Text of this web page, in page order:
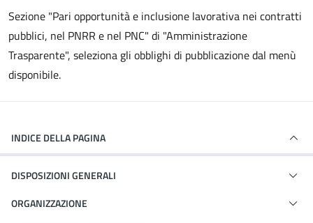
Sezione "Pari opportunità e inclusione lavorativa nei contratti
pubblici, nel PNRR e nel PNC" di "Amministrazione
Trasparente", seleziona gli obblighi di pubblicazione dal menù
disponibile.
INDICE DELLA PAGINA
DISPOSIZIONI GENERALI
ORGANIZZAZIONE